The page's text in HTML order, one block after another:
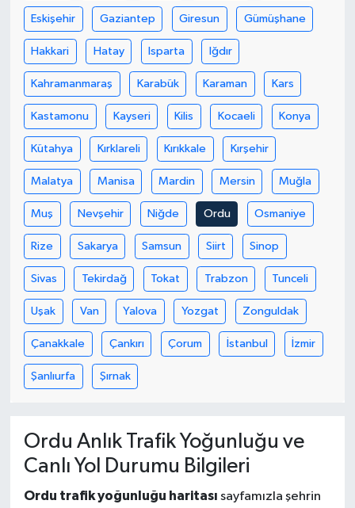
Eskişehir Gaziantep Giresun Gümüşhane
Hakkari Hatay Isparta Iğdır
Kahramanmaraş Karabük Karaman Kars
Kastamonu Kayseri Kilis Kocaeli Konya
Kütahya Kırklareli Kırıkkale Kırşehir
Malatya Manisa Mardin Mersin Muğla
Muş Nevşehir Niğde Ordu Osmaniye
Rize Sakarya Samsun Siirt Sinop
Sivas Tekirdağ Tokat Trabzon Tunceli
Uşak Van Yalova Yozgat Zonguldak
Çanakkale Çankırı Çorum İstanbul İzmir
Şanlıurfa Şırnak
Ordu Anlık Trafik Yoğunluğu ve
Canlı Yol Durumu Bilgileri
Ordu trafik yoğunluğu haritası sayfamızla şehrin